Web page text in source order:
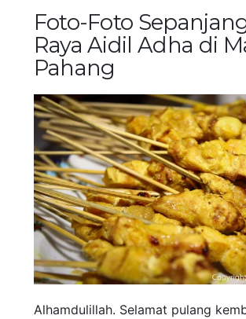
Foto-Foto
Raya Aidil Adha di
Pahang
Alhamdulillah. Selamat pulang